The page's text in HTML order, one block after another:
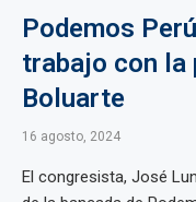
Podemos
trabajo con la
Boluarte
16 agosto, 2024
El congresista, José